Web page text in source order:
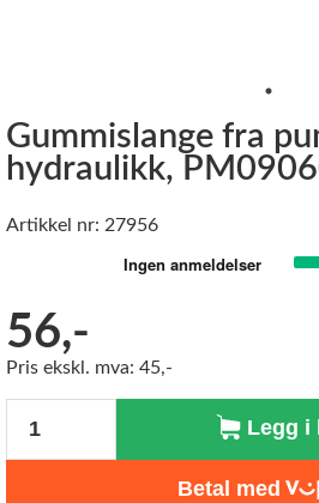
Gummislange fra
hydraulikk,
Artikkel nr: 27956
56,-
Pris ekskl. mva: 45,-
Antall
Legg i
Betal med